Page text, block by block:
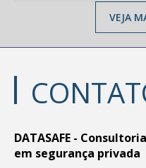
VEJA
DATASAFE -
em segurança privada